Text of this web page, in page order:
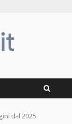
dal 2025